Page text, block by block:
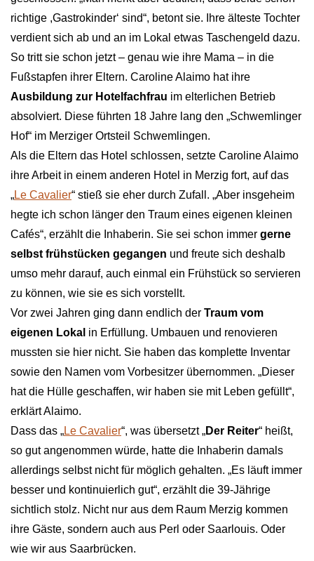
richtige ,Gastrokinder‘ sind“, betont sie. Ihre älteste Tochter
verdient sich ab und an im Lokal etwas Taschengeld dazu.
So tritt sie schon jetzt – genau wie ihre Mama – in die
Fußstapfen ihrer Eltern. Caroline Alaimo hat ihre
Ausbildung zur Hotelfachfrau im elterlichen Betrieb
absolviert. Diese führten 18 Jahre lang den „Schwemlinger
Hof“ im Merziger Ortsteil Schwemlingen.
Als die Eltern das Hotel schlossen, setzte Caroline Alaimo
ihre Arbeit in einem anderen Hotel in Merzig fort, auf das
„Le Cavalier“ stieß sie eher durch Zufall. „Aber insgeheim
hegte ich schon länger den Traum eines eigenen kleinen
Cafés“, erzählt die Inhaberin. Sie sei schon immer gerne
selbst frühstücken gegangen und freute sich deshalb
umso mehr darauf, auch einmal ein Frühstück so servieren
zu können, wie sie es sich vorstellt.
Vor zwei Jahren ging dann endlich der Traum vom
eigenen Lokal in Erfüllung. Umbauen und renovieren
mussten sie hier nicht. Sie haben das komplette Inventar
sowie den Namen vom Vorbesitzer übernommen. „Dieser
hat die Hülle geschaffen, wir haben sie mit Leben gefüllt“,
erklärt Alaimo.
Dass das „Le Cavalier“, was übersetzt „Der Reiter“ heißt,
so gut angenommen würde, hatte die Inhaberin damals
allerdings selbst nicht für möglich gehalten. „Es läuft immer
besser und kontinuierlich gut“, erzählt die 39-Jährige
sichtlich stolz. Nicht nur aus dem Raum Merzig kommen
ihre Gäste, sondern auch aus Perl oder Saarlouis. Oder
wie wir aus Saarbrücken.